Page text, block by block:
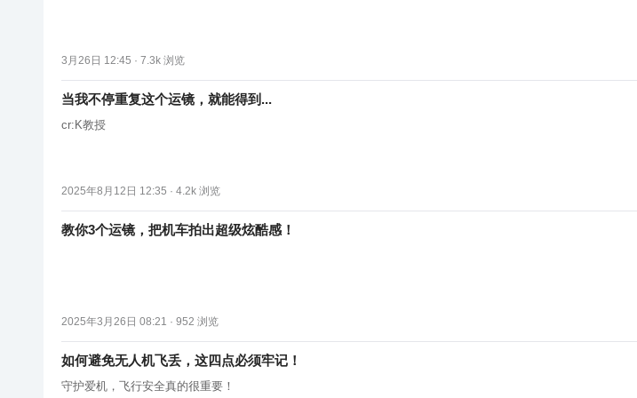
3月26日 12:45 · 7.3k 浏览
当我不停重复这个运镜，就能得到...
cr:K教授
2025年8月12日 12:35 · 4.2k 浏览
教你3个运镜，把机车拍出超级炫酷感！
2025年3月26日 08:21 · 952 浏览
如何避免无人机飞丢，这四点必须牢记！
守护爱机，飞行安全真的很重要！